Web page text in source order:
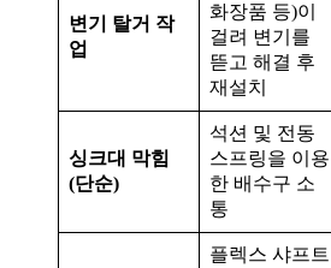
변기 탈거 작
업
화장품 등)이
걸려 변기를
뜯고 해결 후
재설치
싱크대 막힘
(단순)
석션 및 전동
스프링을 이용
한 배수구 소
통
플렉스 샤프트